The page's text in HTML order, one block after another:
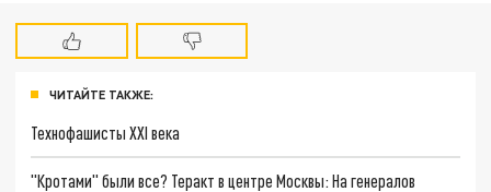
ЧИТАЙТЕ ТАКЖЕ:
Технофашисты XXI века
"Кротами" были все? Теракт в центре Москвы: На генералов